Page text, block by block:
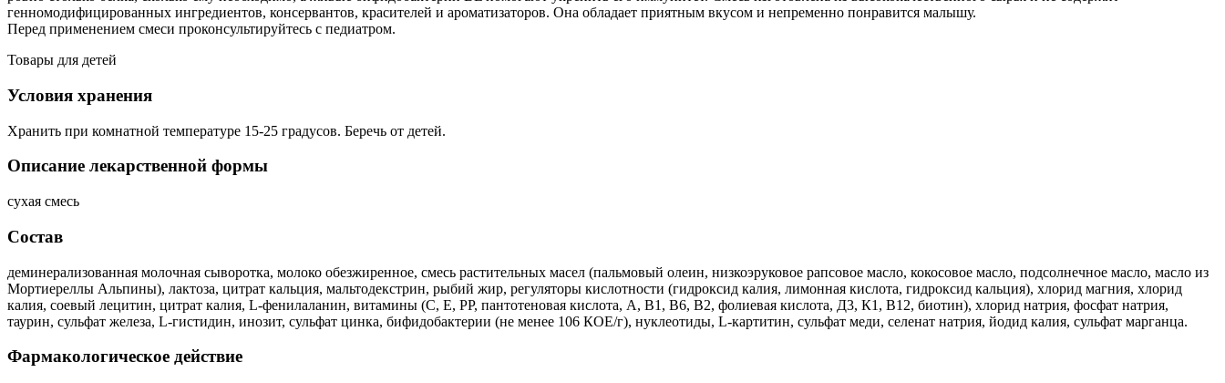
генномодифицированных ингредиентов, консервантов, красителей и ароматизаторов. Она обладает приятным вкусом и непременно понравится малышу.
Перед применением смеси проконсультируйтесь с педиатром.
Товары для детей
Условия хранения
Хранить при комнатной температуре 15-25 градусов. Беречь от детей.
Описание лекарственной формы
сухая смесь
Состав
деминерализованная молочная сыворотка, молоко обезжиренное, смесь растительных масел (пальмовый олеин, низкоэруковое рапсовое масло, кокосовое масло, подсолнечное масло, масло из
Мортиереллы Альпины), лактоза, цитрат кальция, мальтодекстрин, рыбий жир, регуляторы кислотности (гидроксид калия, лимонная кислота, гидроксид кальция), хлорид магния, хлорид
калия, соевый лецитин, цитрат калия, L-фенилаланин, витамины (С, Е, РР, пантотеновая кислота, А, В1, В6, В2, фолиевая кислота, Д3, К1, В12, биотин), хлорид натрия, фосфат натрия,
таурин, сульфат железа, L-гистидин, инозит, сульфат цинка, бифидобактерии (не менее 106 КОЕ/г), нуклеотиды, L-картитин, сульфат меди, селенат натрия, йодид калия, сульфат марганца.
Фармакологическое действие